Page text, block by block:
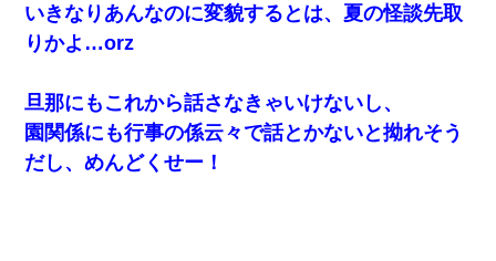
いきなりあんなのに変貌するとは、夏の怪談先取
りかよ…orz
旦那にもこれから話さなきゃいけないし、
園関係にも行事の係云々で話とかないと拗れそう
だし、めんどくせー！